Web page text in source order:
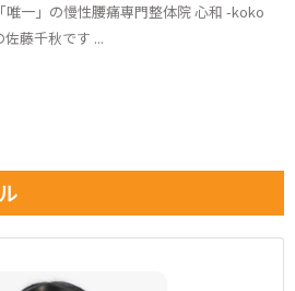
唯一」の慢性腰痛専門整体院 心和 -koko
藤千秋です ...